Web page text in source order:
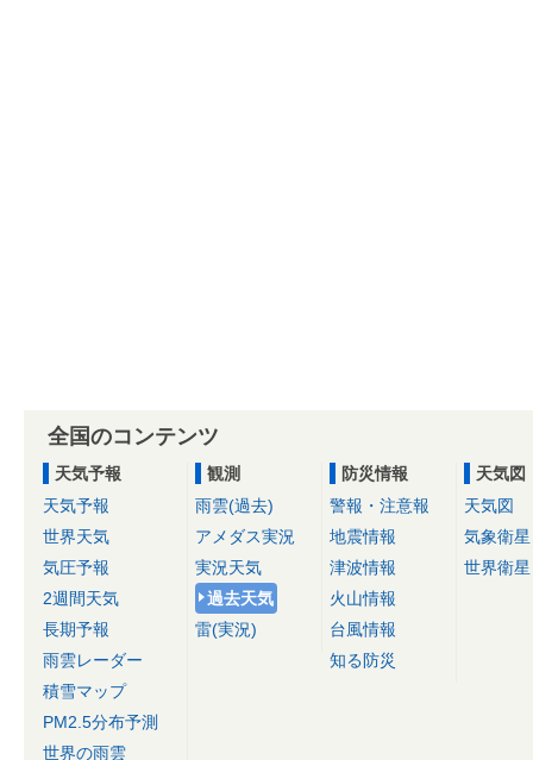
全国のコンテンツ
天気予報
天気予報
世界天気
気圧予報
2週間天気
長期予報
雨雲レーダー
積雪マップ
PM2.5分布予測
世界の雨雲
観測
雨雲(過去)
アメダス実況
実況天気
過去天気
雷(実況)
防災情報
警報・注意報
地震情報
津波情報
火山情報
台風情報
知る防災
天気図
天気図
気象衛星
世界衛星